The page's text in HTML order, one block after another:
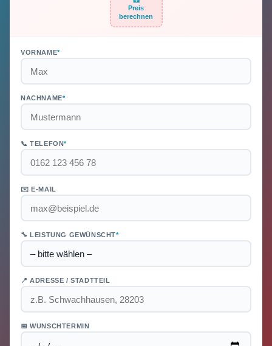
Preis
berechnen
VORNAME*
NACHNAME*
📞 TELEFON*
✉️ E-MAIL
🔧 LEISTUNG GEWÜNSCHT*
📍 ADRESSE / STADTTEIL
📅 WUNSCHTERMIN